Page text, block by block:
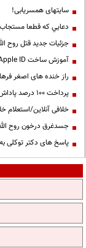
سایتهای همسریابی!
دعايي كه قطعا
جزئیات جدید قتل روح
آموزش ساخت Apple ID برای کاربران ایرانی
راز خنده های اصغر
پرداخت ۱۰۰ درصد پاداش پایان خدمت فرهنگیان
خلافی آنلاین/استعلام
جسدغرق درخون روح
پاسخ های دکتر توکلی